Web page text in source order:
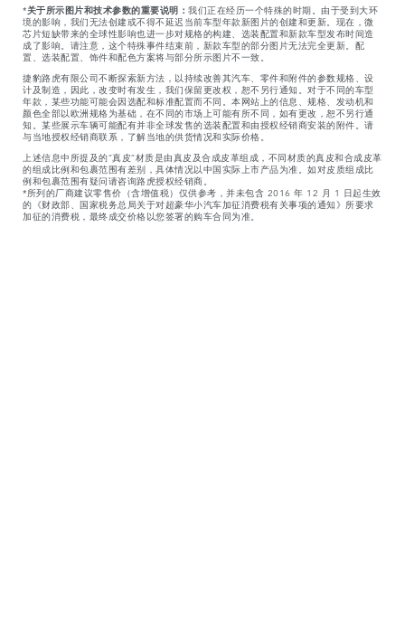
*关于所示图片和技术参数的重要说明： 我们正在经历一个特殊的时期。由于受到大环
境的影响，我们无法创建或不得不延迟当前车型年款新图片的创建和更新。现在，微
芯片短缺带来的全球性影响也进一步对规格的构建、选装配置和新款车型发布时间造
成了影响。请注意，这个特殊事件结束前，新款车型的部分图片无法完全更新。配
置、选装配置、饰件和配色方案将与部分所示图片不一致。
捷豹路虎有限公司不断探索新方法，以持续改善其汽车、零件和附件的参数规格、设
计及制造，因此，改变时有发生，我们保留更改权，恕不另行通知。对于不同的车型
年款，某些功能可能会因选配和标准配置而不同。本网站上的信息、规格、发动机和
颜色全部以欧洲规格为基础，在不同的市场上可能有所不同，如有更改，恕不另行通
知。某些展示车辆可能配有并非全球发售的选装配置和由授权经销商安装的附件。请
与当地授权经销商联系，了解当地的供货情况和实际价格。
上述信息中所提及的“真皮”材质是由真皮及合成皮革组成，不同材质的真皮和合成皮革
的组成比例和包裹范围有差别，具体情况以中国实际上市产品为准。如对皮质组成比
例和包裹范围有疑问请咨询路虎授权经销商。
*所列的厂商建议零售价（含增值税）仅供参考，并未包含 2016 年 12 月 1 日起生效
的《财政部、国家税务总局关于对超豪华小汽车加征消费税有关事项的通知》所要求
加征的消费税，最终成交价格以您签署的购车合同为准。